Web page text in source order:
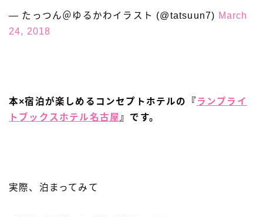
— たっつん＠ゆるかわイラスト (@tatsuun7) March
24, 2018
本×宿泊が楽しめるコンセプトホテルの『 ランプライ
トブックスホテル名古屋 』です。
実際、泊まってみて